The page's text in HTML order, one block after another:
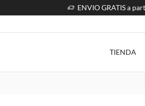
ENVIO GRATIS a
TIENDA